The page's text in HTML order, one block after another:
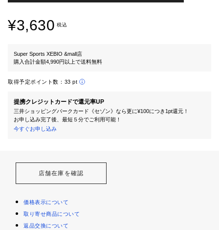
¥3,630 税込
Super Sports XEBIO &mall店
購入合計金額4,990円以上で送料無料
取得予定ポイント数： 33 pt
提携クレジットカードで還元率UP
三井ショッピングパークカード《セゾン》なら更に¥100につき1pt還元！
お申し込み完了後、最短５分でご利用可能！
今すぐお申し込み
店舗在庫を確認
価格表示について
取り寄せ商品について
返品交換について